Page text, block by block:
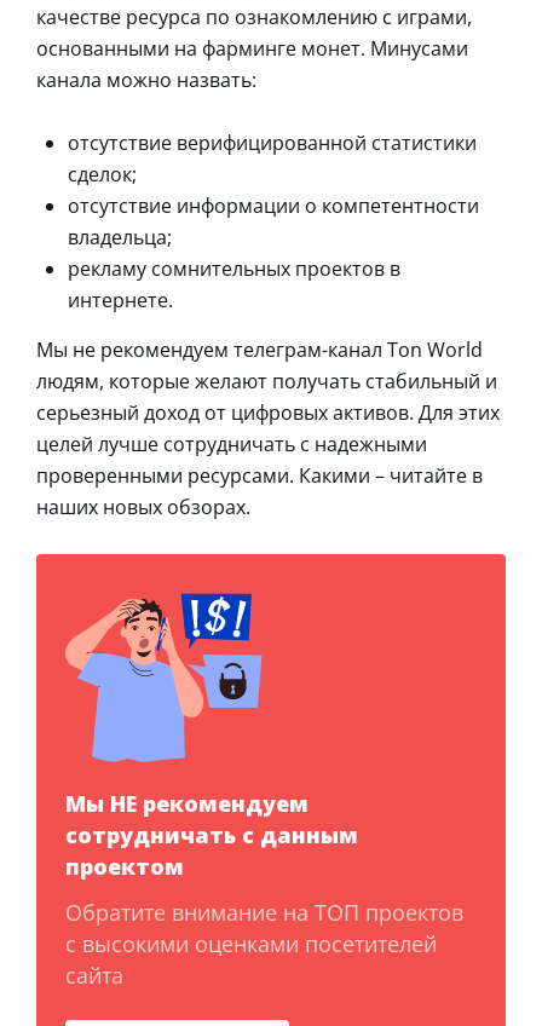
качестве ресурса по ознакомлению с играми,
основанными на фарминге монет. Минусами
канала можно назвать:
отсутствие верифицированной статистики
сделок;
отсутствие информации о компетентности
владельца;
рекламу сомнительных проектов в
интернете.
Мы не рекомендуем телеграм-канал Ton World
людям, которые желают получать стабильный и
серьезный доход от цифровых активов. Для этих
целей лучше сотрудничать с надежными
проверенными ресурсами. Какими – читайте в
наших новых обзорах.
Мы НЕ рекомендуем
сотрудничать с данным
проектом
Обратите внимание на ТОП проектов
с высокими оценками посетителей
сайта